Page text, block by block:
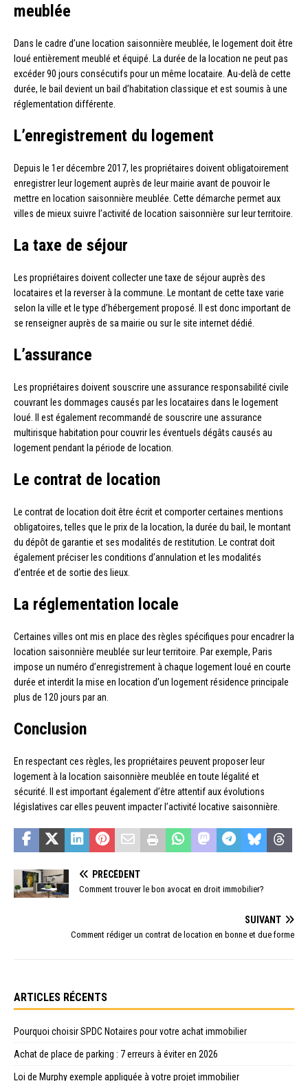
meublée
Dans le cadre d’une location saisonnière meublée, le logement doit être
loué entièrement meublé et équipé. La durée de la location ne peut pas
excéder 90 jours consécutifs pour un même locataire. Au-delà de cette
durée, le bail devient un bail d’habitation classique et est soumis à une
réglementation différente.
L’enregistrement du logement
Depuis le 1er décembre 2017, les propriétaires doivent obligatoirement
enregistrer leur logement auprès de leur mairie avant de pouvoir le
mettre en location saisonnière meublée. Cette démarche permet aux
villes de mieux suivre l’activité de location saisonnière sur leur territoire.
La taxe de séjour
Les propriétaires doivent collecter une taxe de séjour auprès des
locataires et la reverser à la commune. Le montant de cette taxe varie
selon la ville et le type d’hébergement proposé. Il est donc important de
se renseigner auprès de sa mairie ou sur le site internet dédié.
L’assurance
Les propriétaires doivent souscrire une assurance responsabilité civile
couvrant les dommages causés par les locataires dans le logement
loué. Il est également recommandé de souscrire une assurance
multirisque habitation pour couvrir les éventuels dégâts causés au
logement pendant la période de location.
Le contrat de location
Le contrat de location doit être écrit et comporter certaines mentions
obligatoires, telles que le prix de la location, la durée du bail, le montant
du dépôt de garantie et ses modalités de restitution. Le contrat doit
également préciser les conditions d’annulation et les modalités
d’entrée et de sortie des lieux.
La réglementation locale
Certaines villes ont mis en place des règles spécifiques pour encadrer la
location saisonnière meublée sur leur territoire. Par exemple, Paris
impose un numéro d’enregistrement à chaque logement loué en courte
durée et interdit la mise en location d’un logement résidence principale
plus de 120 jours par an.
Conclusion
En respectant ces règles, les propriétaires peuvent proposer leur
logement à la location saisonnière meublée en toute légalité et
sécurité. Il est important également d’être attentif aux évolutions
législatives car elles peuvent impacter l’activité locative saisonnière.
PRÉCÉDENT
Comment trouver le bon avocat en droit immobilier?
SUIVANT
Comment rédiger un contrat de location en bonne et due forme
ARTICLES RÉCENTS
Pourquoi choisir SPDC Notaires pour votre achat immobilier
Achat de place de parking : 7 erreurs à éviter en 2026
Loi de Murphy exemple appliquée à votre projet immobilier